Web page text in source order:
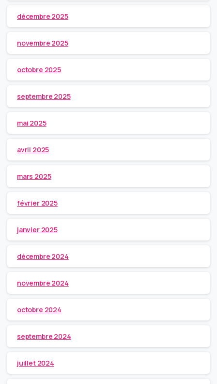
décembre 2025
novembre 2025
octobre 2025
septembre 2025
mai 2025
avril 2025
mars 2025
février 2025
janvier 2025
décembre 2024
novembre 2024
octobre 2024
septembre 2024
juillet 2024